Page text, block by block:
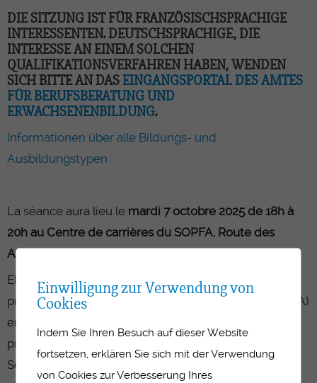
DIE SITZUNG IST FÜR FRANZÖSISCHSPRACHIGE
INTERESSENTEN. DEUTSCHSPRACHIGE, DIE
INTERESSE AN EINEM SOLCHEN
QUALIFIKATIONSVERFAHREN HABEN, WENDEN
SICH BITTE AN DASEINGANGSPORTAL DES AMTES
FÜR BERUFSBERATUNG UND
ERWACHSENENBILDUNG.
Informationen über alle Bildungs- und
Ausbildungstypen
La séance aura lieu le mardi 7 octobre 2025 de 18h à
20h au Centre de carrières du SOPFA, Route des
Arsenaux 41 à Fribourg, salle ARS0123.
Elle est organisée par le Service de l'orientation
professionnelle et de la formation des adultes (SOPFA)
en collaboration avec le Service de la formation
professionnelle (SFP), l'Ecole professionnelle Santé-
Social (ESSG) et l'OrTra santé-social Fribourg (OrTra).
Einwilligung zur Verwendung von
Cookies
Indem Sie Ihren Besuch auf dieser Website
fortsetzen, erklären Sie sich mit der Verwendung
von Cookies zur Verbesserung Ihres